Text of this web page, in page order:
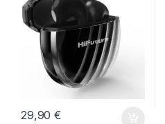
29,90€